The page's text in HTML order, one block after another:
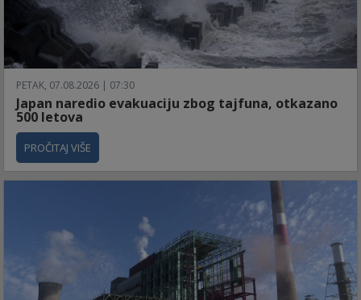
PETAK, 07.08.2026 | 07:30
Japan naredio evakuaciju zbog tajfuna, otkazano
500 letova
PROČITAJ VIŠE